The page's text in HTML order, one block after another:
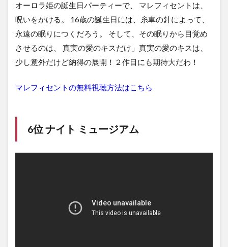
オーロラ姫の誕生日パーティーで、 マレフィセントは、
呪いをかける。 16歳の誕生日には、糸車の針によって、
永遠の眠りにつくだろう。 そして、その眠りから目覚め
させるのは、 真実の愛のキスだけ」真実の愛のキスは、
少し意外だけど納得の展開！２作目にも期待大だわ！
マレフィセントの無料視聴方法はこちら
6位 ナイト ミュージアム